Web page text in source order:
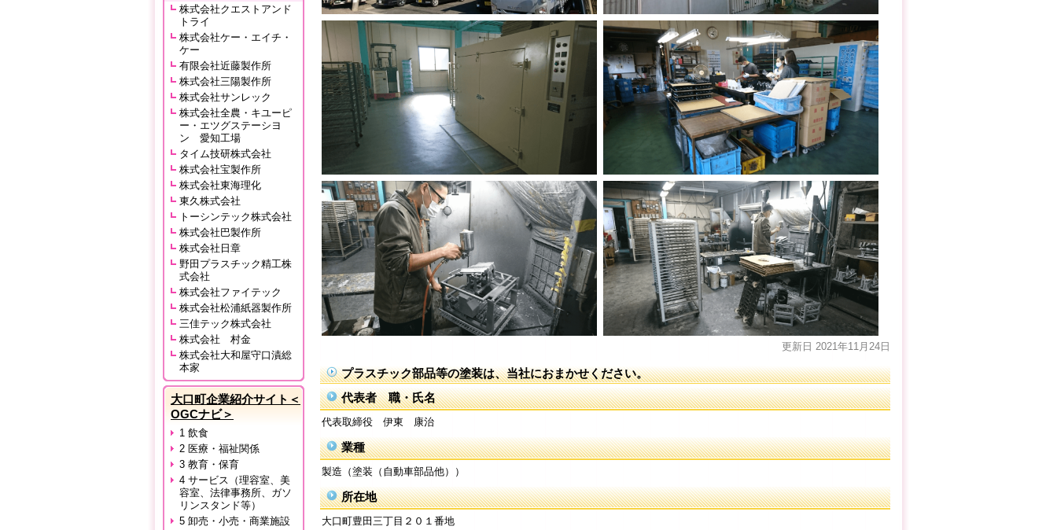
株式会社クエストアンド
トライ
株式会社ケー・エイチ・
ケー
有限会社近藤製作所
株式会社三陽製作所
株式会社サンレック
株式会社全農・キユーピ
ー・エツグステーシヨ
ン 愛知工場
タイム技研株式会社
株式会社宝製作所
株式会社東海理化
東久株式会社
トーシンテック株式会社
株式会社巴製作所
株式会社日章
野田プラスチック精工株
式会社
株式会社ファイテック
株式会社松浦紙器製作所
三佳テック株式会社
株式会社 村金
株式会社大和屋守口漬総
本家
大口町企業紹介サイト＜
OGCナビ＞
1 飲食
2 医療・福祉関係
3 教育・保育
4 サービス（理容室、美
容室、法律事務所、ガソ
リンスタンド等）
5 卸売・小売・商業施設
更新日 2021年11月24日
プラスチック部品等の塗装は、当社におまかせください。
代表者 職・氏名
代表取締役 伊東 康治
業種
製造（塗装（自動車部品他））
所在地
大口町豊田三丁目２０１番地